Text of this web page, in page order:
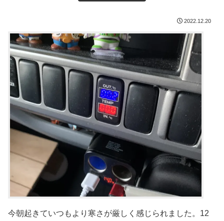
2022.12.20
今朝起きていつもより寒さが厳しく感じられました。12